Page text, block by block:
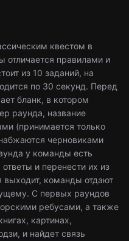
квестом в
отличается правилами и
из 10 заданий, на
по 30 секунд. Перед
бланк, в котором
раунда, название
(принимается только
черновиками
у команды есть
и перенести их из
выходит, команды отдают
С первых раундов
ребусами, а также
картинах,
и найдет связь